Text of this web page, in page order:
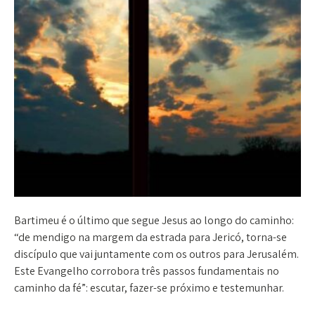
Bartimeu é o último que segue Jesus ao longo do caminho:
“de mendigo na margem da estrada para Jericó, torna-se
discípulo que vai juntamente com os outros para Jerusalém.
Este Evangelho corrobora três passos fundamentais no
caminho da fé”: escutar, fazer-se próximo e testemunhar.